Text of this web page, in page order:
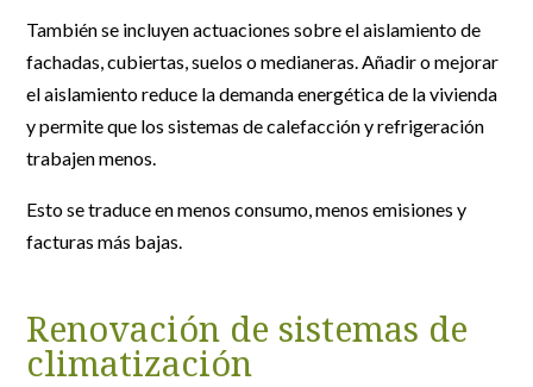
También se incluyen actuaciones sobre el aislamiento de
fachadas, cubiertas, suelos o medianeras. Añadir o mejorar
el aislamiento reduce la demanda energética de la vivienda
y permite que los sistemas de calefacción y refrigeración
trabajen menos.
Esto se traduce en menos consumo, menos emisiones y
facturas más bajas.
Renovación de sistemas de
climatización